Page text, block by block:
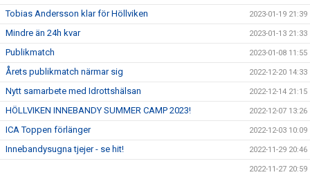
Tobias Andersson klar för Höllviken 2023-01-19 21:39
Mindre än 24h kvar 2023-01-13 21:33
Publikmatch 2023-01-08 11:55
Årets publikmatch närmar sig 2022-12-20 14:33
Nytt samarbete med Idrottshälsan 2022-12-14 21:15
HÖLLVIKEN INNEBANDY SUMMER CAMP 2023! 2022-12-07 13:26
ICA Toppen förlänger 2022-12-03 10:09
Innebandysugna tjejer - se hit! 2022-11-29 20:46
2022-11-27 20:59